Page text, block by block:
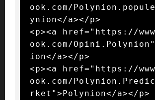
ook.com/
ynion</a></p>
<p><a href="https://
ook.com/
ion</a></p>
<p><a href="https://
ook.com/
rket">Polynion</a></p>